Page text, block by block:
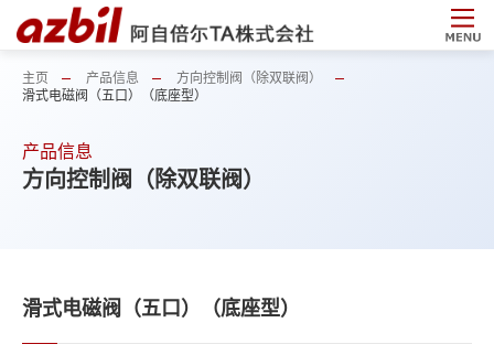
主页 产品信息
方向控制阀（除双联阀）
滑式电磁阀（五口）（底座型）
产品信息
方向控制阀（除双联阀）
滑式电磁阀（五口）（底座型）